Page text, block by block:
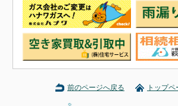
前のページへ戻る トップ